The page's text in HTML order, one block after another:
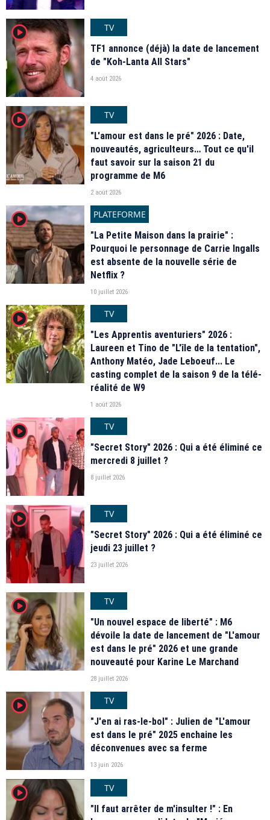
player2
TV
TF1 annonce (déjà) la date de lancement
de "Koh-Lanta All Stars"
4 août 2026
player2
TV
"L'amour est dans le pré" 2026 : Date,
nouveautés, agriculteurs… Tout ce qu'il
faut savoir sur la saison 21 du
programme de M6
2 août 2026
player2
PLATEFORME
"La Petite Maison dans la prairie" :
Pourquoi le personnage de Carrie Ingalls
est absente de la nouvelle série de
Netflix ?
10 juillet 2026
player2
TV
"Les Apprentis aventuriers" 2026 :
Laureen et Tino de "L'île de la tentation",
Anthony Matéo, Jade Leboeuf... Le
casting complet de la saison 9 de la télé-
réalité de W9
1 août 2026
player2
TV
"Secret Story" 2026 : Qui a été éliminé ce
mercredi 8 juillet ?
8 juillet 2026
player2
TV
"Secret Story" 2026 : Qui a été éliminé ce
jeudi 23 juillet ?
23 juillet 2026
player2
TV
"Un nouvel espace de liberté" : M6
dévoile la date de lancement de "L'amour
est dans le pré" 2026 et une grande
nouveauté pour Karine Le Marchand
28 juillet 2026
player2
TV
"J'en ai ras-le-bol" : Julien de "L'amour
est dans le pré" 2025 enchaine les
déconvenues avec sa ferme
13 juin 2026
player2
TV
"Il faut arrêter de m'insulter !" : En